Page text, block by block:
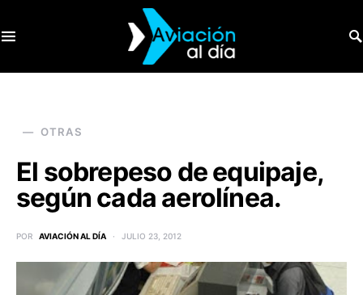
OTRAS
El sobrepeso de equipaje,
según cada aerolínea.
POR AVIACIÓN AL DÍA JULIO 23, 2012